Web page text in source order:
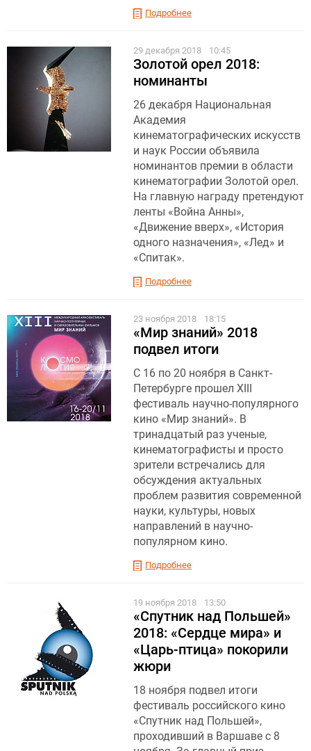
Подробнее
29 декабря 2018 10:45
Золотой орел 2018:
номинанты
26 декабря Национальная
Академия
кинематографических искусств
и наук России объявила
номинантов премии в области
кинематографии Золотой орел.
На главную награду претендуют
ленты «Война Анны»,
«Движение вверх», «История
одного назначения», «Лед» и
«Спитак».
Подробнее
23 ноября 2018 18:15
«Мир знаний» 2018
подвел итоги
С 16 по 20 ноября в Санкт-
Петербурге прошел XIII
фестиваль научно-популярного
кино «Мир знаний». В
тринадцатый раз ученые,
кинематографисты и просто
зрители встречались для
обсуждения актуальных
проблем развития современной
науки, культуры, новых
направлений в научно-
популярном кино.
Подробнее
19 ноября 2018 13:50
«Спутник над Польшей»
2018: «Сердце мира» и
«Царь-птица» покорили
жюри
18 ноября подвел итоги
фестиваль российского кино
«Спутник над Польшей»,
проходивший в Варшаве c 8